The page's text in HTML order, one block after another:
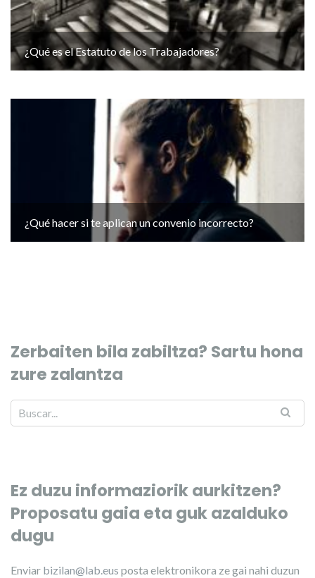
¿Qué es el Estatuto de los Trabajadores?
¿Qué hacer si te aplican un convenio incorrecto?
Zerbaiten bila zabiltza? Sartu hona
zure zalantza
Ez duzu informaziorik aurkitzen?
Proposatu gaia eta guk azalduko
dugu
Enviar bizilan@lab.eus posta elektronikora ze gai nahi duzun